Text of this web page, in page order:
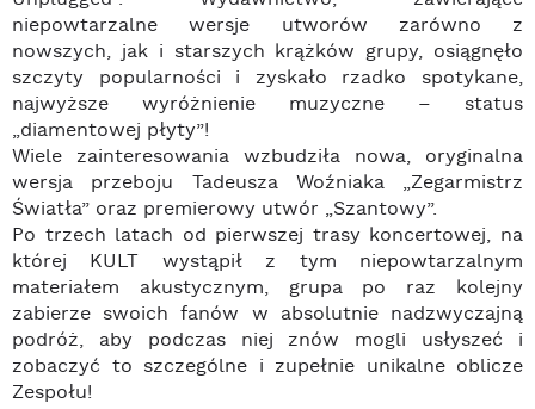
niepowtarzalne wersje utworów zarówno z
nowszych, jak i starszych krążków grupy, osiągnęło
szczyty popularności i zyskało rzadko spotykane,
najwyższe wyróżnienie muzyczne – status
„diamentowej płyty”!
Wiele zainteresowania wzbudziła nowa, oryginalna
wersja przeboju Tadeusza Woźniaka „Zegarmistrz
Światła” oraz premierowy utwór „Szantowy”.
Po trzech latach od pierwszej trasy koncertowej, na
której KULT wystąpił z tym niepowtarzalnym
materiałem akustycznym, grupa po raz kolejny
zabierze swoich fanów w absolutnie nadzwyczajną
podróż, aby podczas niej znów mogli usłyszeć i
zobaczyć to szczególne i zupełnie unikalne oblicze
Zespołu!